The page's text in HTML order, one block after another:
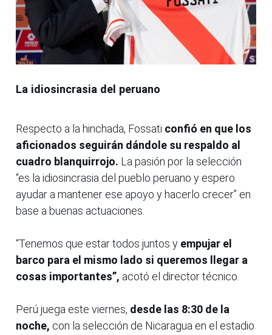
La idiosincrasia del peruano
Respecto a la hinchada, Fossati confió en que los
aficionados seguirán dándole su respaldo al
cuadro blanquirrojo. La pasión por la selección
“es la idiosincrasia del pueblo peruano y espero
ayudar a mantener ese apoyo y hacerlo crecer” en
base a buenas actuaciones.
“Tenemos que estar todos juntos y empujar el
barco para el mismo lado si queremos llegar a
cosas importantes”, acotó el director técnico.
Perú juega este viernes, desde las 8:30 de la
noche, con la selección de Nicaragua en el estadio